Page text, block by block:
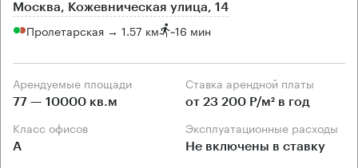
Москва, Кожевническая улица, 14
Пролетарская → 1.57 км ~16 мин
Арендуемые площади
77 — 10000 кв.м
Ставка арендной платы
от 23 200 Р/м² в год
Класс офисов
А
Эксплуатационные расходы
Не включены в ставку